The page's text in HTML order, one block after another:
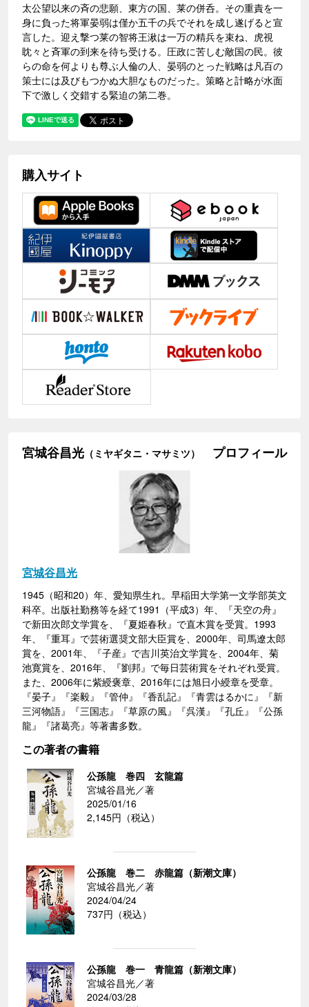
太公望以来の斉の悲願、東方の国、莱の併呑。その重責を一
身に負った将軍晏弱は僅か五千の兵でそれを成し遂げると宣
言した。迎え撃つ莱の智将王湫は一万の精兵を束ね、虎視
眈々と斉軍の到来を待ち受ける。圧政に苦しむ敵国の民。彼
らの命を何よりも尊ぶ人倫の人、晏弱のとった戦略は凡百の
策士には及びもつかぬ大胆なものだった。策略と計略が水面
下で激しく交錯する緊迫の第二巻。
購入サイト
宮城谷昌光 （ミヤギタニ・マサミツ） プロフィール
宮城谷昌光
1945（昭和20）年、愛知県生れ。早稲田大学第一文学部英文
科卒。出版社勤務等を経て1991（平成3）年、『天空の舟』
で新田次郎文学賞を、『夏姫春秋』で直木賞を受賞。1993
年、『重耳』で芸術選奨文部大臣賞を、2000年、司馬遼太郎
賞を、2001年、『子産』で吉川英治文学賞を、2004年、菊
池寛賞を、2016年、『劉邦』で毎日芸術賞をそれぞれ受賞。
また、2006年に紫綬褒章、2016年には旭日小綬章を受章。
『晏子』『楽毅』『管仲』『香乱記』『青雲はるかに』『新
三河物語』『三国志』『草原の風』『呉漢』『孔丘』『公孫
龍』『諸葛亮』等著書多数。
この著者の書籍
公孫龍 巻四 玄龍篇
宮城谷昌光／著
2025/01/16
2,145円（税込）
公孫龍 巻二 赤龍篇（新潮文庫）
宮城谷昌光／著
2024/04/24
737円（税込）
公孫龍 巻一 青龍篇（新潮文庫）
宮城谷昌光／著
2024/03/28